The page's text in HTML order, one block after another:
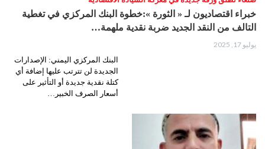
خبراء اقتصاديون لـ « الثورة »:خطوة البنك المركزي في تغطية
التالف من النقد الجديد ضربة نقدية ملهمة…
يوليو 17, 2025
البنك المركزي اليمني: الإصدارات
الجديدة لن تترتب عليها إضافة أي
كتلة نقدية جديدة أو التأثير على
أسعار الصرف الخبير…